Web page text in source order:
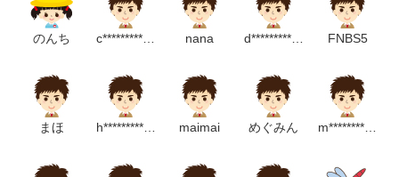
のんち c******************p nana d**********************p FNBS5
まほ h************m maimai めぐみん m***********************************p